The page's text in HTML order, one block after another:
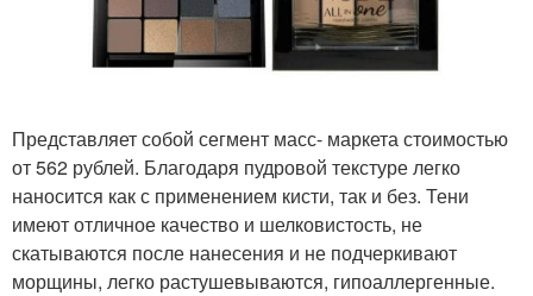
Представляет собой сегмент масс- маркета стоимостью
от 562 рублей. Благодаря пудровой текстуре легко
наносится как с применением кисти, так и без. Тени
имеют отличное качество и шелковистость, не
скатываются после нанесения и не подчеркивают
морщины, легко растушевываются, гипоаллергенные.